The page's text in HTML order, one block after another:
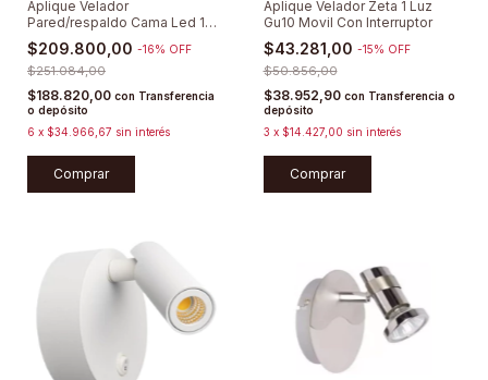
Aplique Velador
Pared/respaldo Cama Led 10w
Tolomeo Tecla
$209.800,00 -16% OFF
$251.084,00
$188.820,00 con Transferencia
o depósito
6 x $34.966,67 sin interés
Comprar
Aplique Velador Zeta 1 Luz
Gu10 Movil Con Interruptor
$43.281,00 -15% OFF
$50.856,00
$38.952,90 con Transferencia o
depósito
3 x $14.427,00 sin interés
Comprar